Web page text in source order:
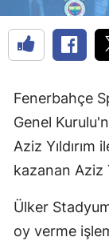
Fenerbahçe
Genel
Aziz Yıldırım
kazanan Aziz
Ülker
oy verme